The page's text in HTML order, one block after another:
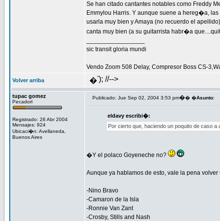
Se han citado cantantes notables como Freddy
Emmylou Harris. Y aunque suene a hereg�a,
usarla muy bien y Amaya (no recuerdo el
canta muy bien (a su guitarrista habr�a
sic transit gloria mundi
Vendo Zoom 508 Delay, Compresor Boss CS-
Volver arriba �'); //-->
tupac gomez
Pecadorl
Registrado: 26 Abr 2004
Mensajes: 924
Ubicaci�n: Avellaneda,
Buenos Aires
Publicado: Jue Sep 02, 2004 3:53 pm�� �Asunto:
eldavy escribi�:
Por cierto que, haciendo un poquito de caso
�Y el polaco Goyeneche no?
Aunque ya hablamos de esto, vale la pena volver
-Nino Bravo
-Camaron de la Isla
-Ronnie Van Zant
-Crosby, Stills and Nash